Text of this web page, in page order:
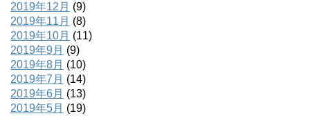
2019年12月 (9)
2019年11月 (8)
2019年10月 (11)
2019年9月 (9)
2019年8月 (10)
2019年7月 (14)
2019年6月 (13)
2019年5月 (19)